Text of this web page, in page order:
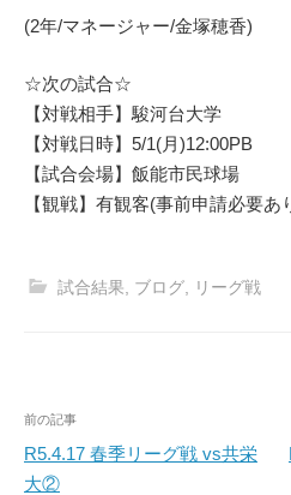
(2年/マネージャー/金塚穂香)
☆次の試合☆
【対戦相手】駿河台大学
【対戦日時】5/1(月)12:00PB
【試合会場】飯能市民球場
【観戦】有観客(事前申請必要あ
試合結果 ブログ リーグ戦
投
稿
前の記事
R5.4.17 春季リーグ戦 vs共栄
大②